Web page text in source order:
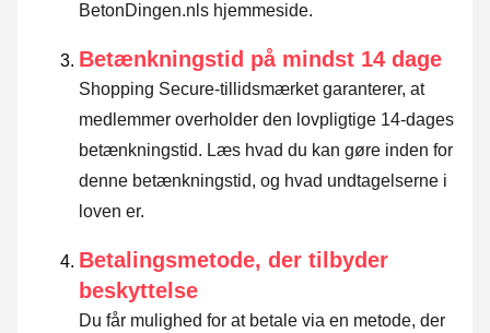
BetonDingen.nls hjemmeside.
Betænkningstid på mindst 14 dage
Shopping Secure-tillidsmærket garanterer, at
medlemmer overholder den lovpligtige 14-dages
betænkningstid. Læs hvad du kan gøre inden for
denne betænkningstid, og hvad undtagelserne i
loven er.
Betalingsmetode, der tilbyder
beskyttelse
Du får mulighed for at betale via en metode, der